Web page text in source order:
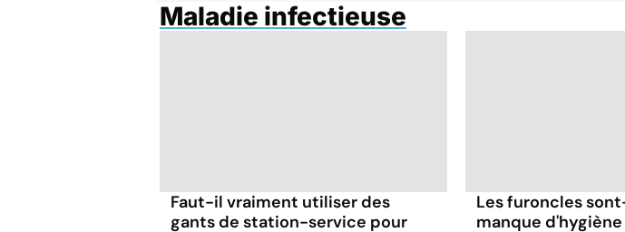
Maladie infectieuse
Faut-il vraiment utiliser des
gants de station-service pour
Les furoncles
manque d'hygiène